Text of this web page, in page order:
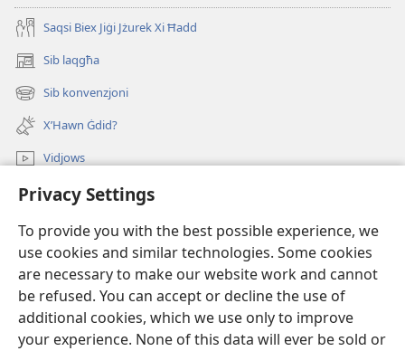
Privacy Settings
To provide you with the best possible experience, we
use cookies and similar technologies. Some cookies
are necessary to make our website work and cannot
be refused. You can accept or decline the use of
additional cookies, which we use only to improve
your experience. None of this data will ever be sold or
Saqsi Biex Jiġi Jżurek Xi Ħadd
Sib laqgħa
(opens
new
window)
Sib konvenzjoni
(opens
new
window)
X’Hawn Ġdid?
Vidjows
Fittex f’JW.ORG
Donazzjonijiet
(opens
new
window)LIBRERIJA ONLAJN tat-Torri tal-Għassa
(opens
new
JW Hub ®
(opens